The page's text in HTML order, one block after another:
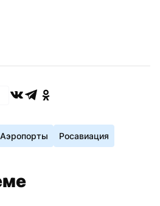
Аэропорты Росавиация